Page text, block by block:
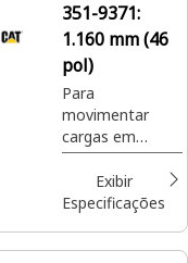
de materiais
paletizados em
locais de
construção.
351-9371:
1.160 mm (46
pol)
Para
movimentar
cargas em
paletes em
locais de
construção,
fertilizante e
Exibir
Especificações